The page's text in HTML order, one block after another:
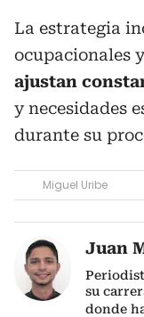
La estrategia
ocupacionales
ajustan
y necesidades
durante su
Miguel Uribe
Juan
su
donde